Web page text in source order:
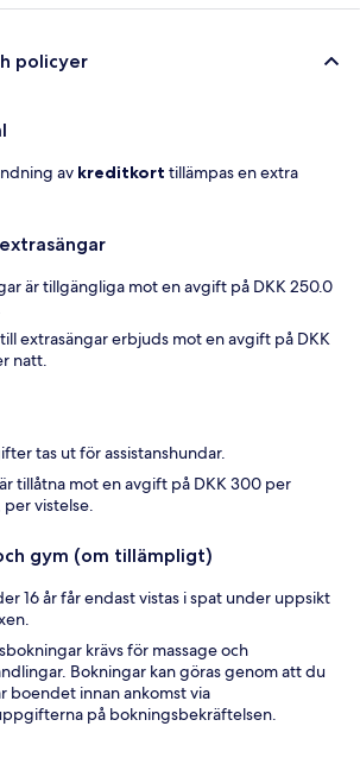
policyer
av kreditkort tillämpas en extra
är tillgängliga mot en avgift på DKK 250.0
extrasängar erbjuds mot en avgift på DKK
natt.
tas ut för assistanshundar.
tillåtna mot en avgift på DKK 300 per
vistelse.
gym (om tillämpligt)
16 år får endast vistas i spat under uppsikt
krävs för massage och
Bokningar kan göras genom att du
boendet innan ankomst via
på bokningsbekräftelsen.